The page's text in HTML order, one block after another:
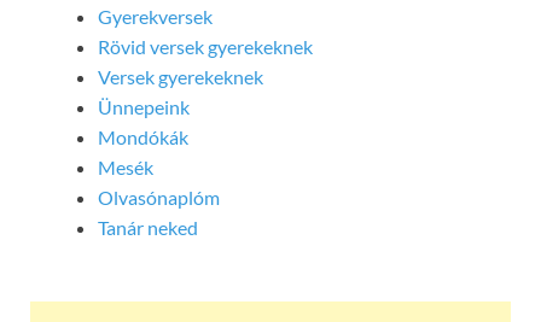
Gyerekversek
Rövid versek gyerekeknek
Versek gyerekeknek
Ünnepeink
Mondókák
Mesék
Olvasónaplóm
Tanár neked